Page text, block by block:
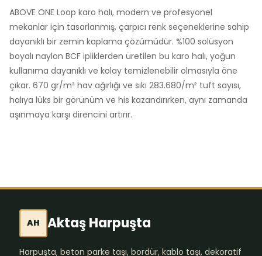
ABOVE ONE Loop karo halı, modern ve profesyonel
mekanlar için tasarlanmış, çarpıcı renk seçeneklerine sahip
dayanıklı bir zemin kaplama çözümüdür. %100 solüsyon
boyalı naylon BCF ipliklerden üretilen bu karo halı, yoğun
kullanıma dayanıklı ve kolay temizlenebilir olmasıyla öne
çıkar. 670 gr/m² hav ağırlığı ve sıkı 283.680/m² tuft sayısı,
halıya lüks bir görünüm ve his kazandırırken, aynı zamanda
aşınmaya karşı direncini artırır.
AH Aktaş Harpuşta
Harpuşta, beton parke taşı, bordür, kablo taşı, dekoratif